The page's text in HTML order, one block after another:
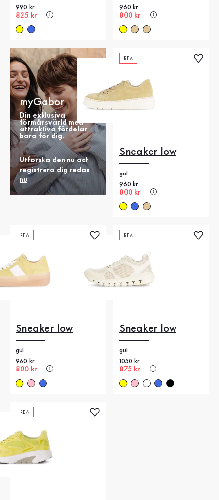
Gammalt pris
990 kr
Nytt pris
825 kr
Gammalt pris
960 kr
Nytt pris
800 kr
myGabor
Din exklusiva
förmånsvärld med
attraktiva fördelar
bara för dig.
Utforska den nu och
registrera dig redan
nu
REA
Sneaker low
gul
Gammalt pris
960 kr
Nytt pris
800 kr
REA
Sneaker low
gul
Gammalt pris
960 kr
Nytt pris
800 kr
REA
Sneaker low
gul
Gammalt pris
1050 kr
Nytt pris
875 kr
REA